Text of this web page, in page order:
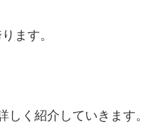
ます。
しく紹介していきます。